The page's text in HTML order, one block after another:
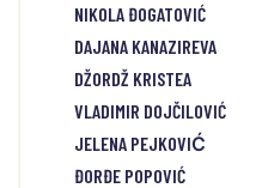
NIKOLA ĐOGATOVIĆ
DAJANA KANAZIREVA
DŽORDŽ KRISTEA
VLADIMIR DOJČILOVIĆ
JELENA PEJKOVIĆ
ĐORĐE POPOVIĆ